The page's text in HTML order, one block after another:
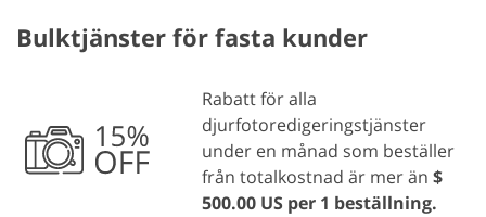
Bulktjänster för fasta kunder
Rabatt för alla
djurfotoredigeringstjänster
under en månad som beställer
från totalkostnad är mer än $
500.00 US per 1 beställning.